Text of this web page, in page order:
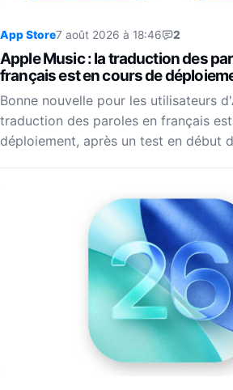
App Store7 août 2026 à 18:46 2
Apple Music : la traduction des
français est en cours de
Bonne nouvelle pour les utilisateurs
traduction des paroles en français
déploiement, après un test en début